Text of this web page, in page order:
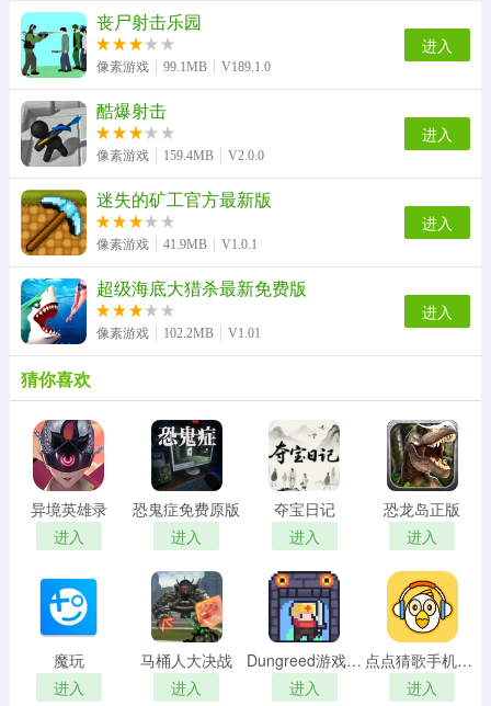
丧尸射击乐园
像素游戏 99.1MB V189.1.0
进入
酷爆射击
像素游戏 159.4MB V2.0.0
进入
迷失的矿工官方最新版
像素游戏 41.9MB V1.0.1
进入
超级海底大猎杀最新免费版
像素游戏 102.2MB V1.01
进入
猜你喜欢
异境英雄录
进入
恐鬼症免费原版
进入
夺宝日记
进入
恐龙岛正版
进入
魔玩
进入
马桶人大决战
进入
Dungreed游戏纯净版
进入
点点猜歌手机正版
进入